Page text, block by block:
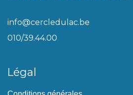
info@cercledulac.be
010/39.44.00
Légal